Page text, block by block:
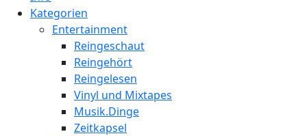
// Kategorien
Entertainment
Reingeschaut
Reingehört
Reingelesen
Vinyl und Mixtapes
Musik.Dinge
Zeitkapsel